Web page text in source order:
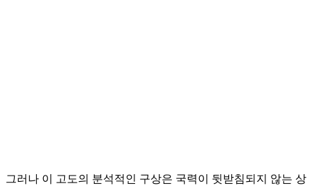
그러나 이 고도의 분석적인 구상은 국력이 뒷받침되지 않는 상